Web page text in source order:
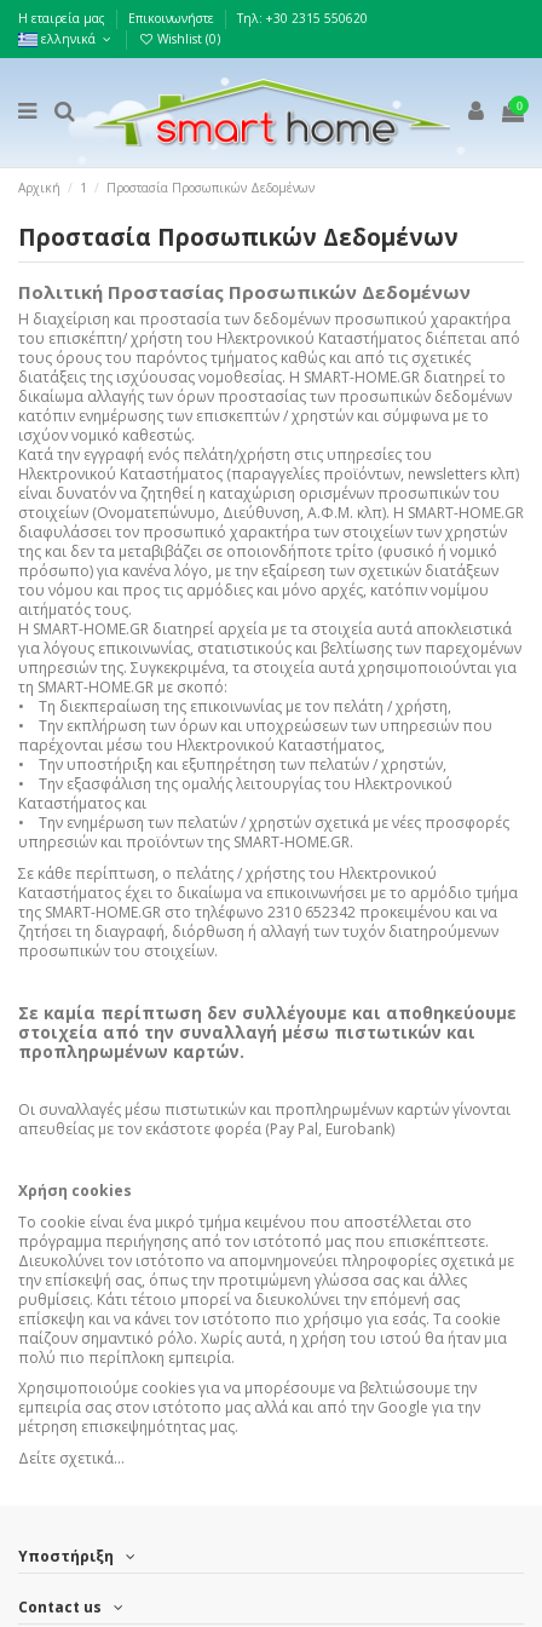
Η εταιρεία μας Επικοινωνήστε
Τηλ: +30 2315 550620
ελληνικά
Wishlist (0)
0
Αρχική 1 Προστασία Προσωπικών Δεδομένων
Προστασία Προσωπικών Δεδομένων
Πολιτική Προστασίας Προσωπικών Δεδομένων
Η διαχείριση και προστασία των δεδομένων προσωπικού χαρακτήρα
του επισκέπτη/ χρήστη του Ηλεκτρονικού Καταστήματος διέπεται από
τους όρους του παρόντος τμήματος καθώς και από τις σχετικές
διατάξεις της ισχύουσας νομοθεσίας. Η SMART-HOME.GR διατηρεί το
δικαίωμα αλλαγής των όρων προστασίας των προσωπικών δεδομένων
κατόπιν ενημέρωσης των επισκεπτών / χρηστών και σύμφωνα με το
ισχύον νομικό καθεστώς.
Κατά την εγγραφή ενός πελάτη/χρήστη στις υπηρεσίες του
Ηλεκτρονικού Καταστήματος (παραγγελίες προϊόντων, newsletters κλπ)
είναι δυνατόν να ζητηθεί η καταχώριση ορισμένων προσωπικών του
στοιχείων (Ονοματεπώνυμο, Διεύθυνση, Α.Φ.Μ. κλπ). Η SMART-HOME.GR
διαφυλάσσει τον προσωπικό χαρακτήρα των στοιχείων των χρηστών
της και δεν τα μεταβιβάζει σε οποιονδήποτε τρίτο (φυσικό ή νομικό
πρόσωπο) για κανένα λόγο, με την εξαίρεση των σχετικών διατάξεων
του νόμου και προς τις αρμόδιες και μόνο αρχές, κατόπιν νομίμου
αιτήματός τους.
Η SMART-HOME.GR διατηρεί αρχεία με τα στοιχεία αυτά αποκλειστικά
για λόγους επικοινωνίας, στατιστικούς και βελτίωσης των παρεχομένων
υπηρεσιών της. Συγκεκριμένα, τα στοιχεία αυτά χρησιμοποιούνται για
τη SMART-HOME.GR με σκοπό:
• Τη διεκπεραίωση της επικοινωνίας με τον πελάτη / χρήστη,
• Την εκπλήρωση των όρων και υποχρεώσεων των υπηρεσιών που
παρέχονται μέσω του Ηλεκτρονικού Καταστήματος,
• Την υποστήριξη και εξυπηρέτηση των πελατών / χρηστών,
• Την εξασφάλιση της ομαλής λειτουργίας του Ηλεκτρονικού
Καταστήματος και
• Την ενημέρωση των πελατών / χρηστών σχετικά με νέες προσφορές
υπηρεσιών και προϊόντων της SMART-HOME.GR.
Σε κάθε περίπτωση, ο πελάτης / χρήστης του Ηλεκτρονικού
Καταστήματος έχει το δικαίωμα να επικοινωνήσει με το αρμόδιο τμήμα
της SMART-HOME.GR στο τηλέφωνο 2310 652342 προκειμένου και να
ζητήσει τη διαγραφή, διόρθωση ή αλλαγή των τυχόν διατηρούμενων
προσωπικών του στοιχείων.
Σε καμία περίπτωση δεν συλλέγουμε και αποθηκεύουμε
στοιχεία από την συναλλαγή μέσω πιστωτικών και
προπληρωμένων καρτών.
Οι συναλλαγές μέσω πιστωτικών και προπληρωμένων καρτών γίνονται
απευθείας με τον εκάστοτε φορέα (Pay Pal, Eurobank)
Χρήση cookies
Το cookie είναι ένα μικρό τμήμα κειμένου που αποστέλλεται στο
πρόγραμμα περιήγησης από τον ιστότοπό μας που επισκέπτεστε.
Διευκολύνει τον ιστότοπο να απομνημονεύει πληροφορίες σχετικά με
την επίσκεψή σας, όπως την προτιμώμενη γλώσσα σας και άλλες
ρυθμίσεις. Κάτι τέτοιο μπορεί να διευκολύνει την επόμενή σας
επίσκεψη και να κάνει τον ιστότοπο πιο χρήσιμο για εσάς. Τα cookie
παίζουν σημαντικό ρόλο. Χωρίς αυτά, η χρήση του ιστού θα ήταν μια
πολύ πιο περίπλοκη εμπειρία.
Χρησιμοποιούμε cookies για να μπορέσουμε να βελτιώσουμε την
εμπειρία σας στον ιστότοπο μας αλλά και από την Google για την
μέτρηση επισκεψημότητας μας.
Δείτε σχετικά…
Υποστήριξη
Contact us